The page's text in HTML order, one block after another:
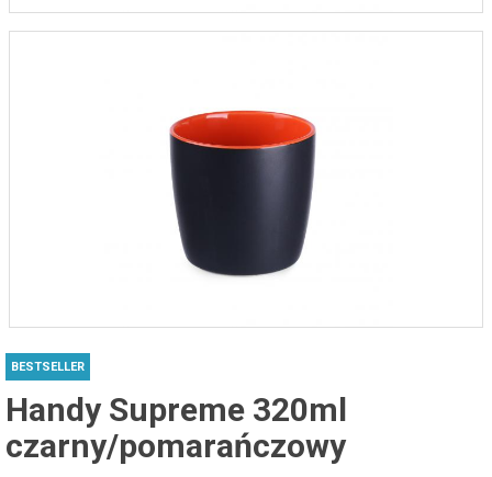
BESTSELLER
Handy Supreme 320ml
czarny/pomarańczowy